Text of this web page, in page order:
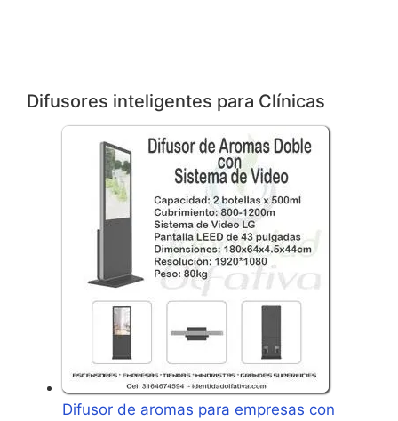
Difusores inteligentes para Clínicas
Difusor de aromas para empresas con